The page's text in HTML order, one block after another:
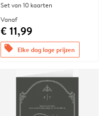
Set van 10 kaarten
Vanaf
€ 11,99
offers Elke dag lage prijzen